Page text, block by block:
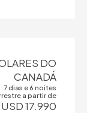
DO
CANADÁ
7 dias e 6 noites
a partir de
USD 17.990